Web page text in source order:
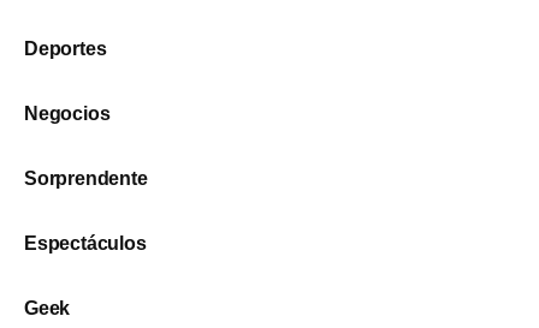
Deportes
Negocios
Sorprendente
Espectáculos
Geek